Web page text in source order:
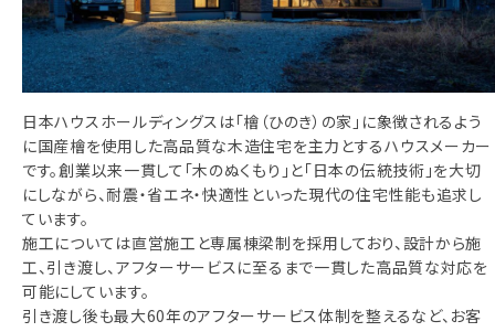
相談予約
お知らせ
ご相談の流れ
よくある質問
ご利用案内
日本ハウスホールディングスは「檜（ひのき）の家」に象徴されるよう
に国産檜を使用した高品質な木造住宅を主力とするハウスメーカー
です。創業以来一貫して「木のぬくもり」と「日本の伝統技術」を大切
にしながら、耐震・省エネ・快適性といった現代の住宅性能も追求し
ています。
施工については直営施工と専属棟梁制を採用しており、設計から施
工、引き渡し、アフターサービスに至るまで一貫した高品質な対応を
可能にしています。
引き渡し後も最大60年のアフターサービス体制を整えるなど、お客